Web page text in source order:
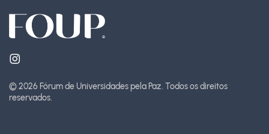
© 2026 Fórum de Universidades pela Paz. Todos os direitos
reservados.